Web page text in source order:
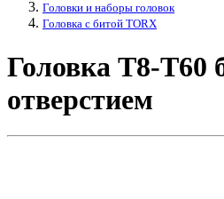
Головки и наборы головок
Головка с битой TORX
Головка Т8-Т60
отверстием